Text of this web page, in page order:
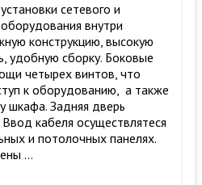
сетевого и
внутри
конструкцию, высокую
удобную сборку. ​Боковые
четырех винтов, что
к оборудованию, а также
шкафа. Задняя дверь
кабеля осуществлятеся
и потолочных панелях.
…